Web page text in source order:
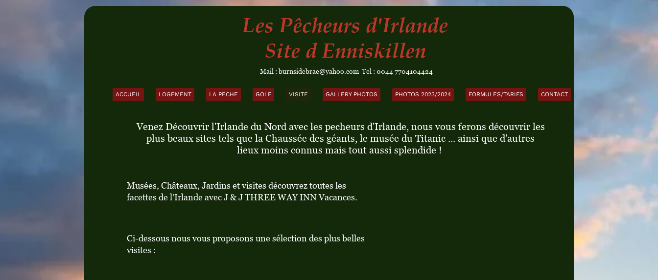
ACCUEIL LOGEMENT LA PECHE GOLF VISITE GALLERY PHOTOS PHOTOS 2023/2024 FORMULES/TARIFS CONTACT
Les Pêcheurs d'Irlande
Site d Enniskillen
Mail :burnsidebrae@yahoo.com Tel : 0044 7704104424
Venez Découvrir l'Irlande du Nord avec les pecheurs d'Irlande, nous vous ferons découvrir les
plus beaux sites tels que la Chaussée des géants, le musée du Titanic ... ainsi que d'autres
lieux moins connus mais tout aussi splendide !
Musées, Châteaux, Jardins et visites découvrez toutes les
facettes de l'Irlande avec J & J THREE WAY INN Vacances.
Ci-dessous nous vous proposons une sélection des plus belles
visites :